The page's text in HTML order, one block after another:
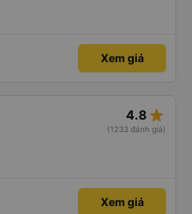
Xem giá
4.8 star_rate
(1233 đánh giá)
Xem giá